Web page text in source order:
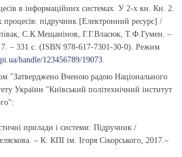
в інформаційних системах. У 2-х кн. Кн. 2.
процесів: підручник [Електронний ресурс] /
С.К.Мещанінов, Г.Г.Власюк, Т.Ф.Гумен. –
– 331 с. (ISBN 978-617-7301-30-0). Режим
handle/123456789/19073
"Затверджено Вченою радою Національного
України "Київський політехнічний інститут
прилади і системи: Підручник /
– К: КПІ ім. Ігоря Сікорського, 2017.–